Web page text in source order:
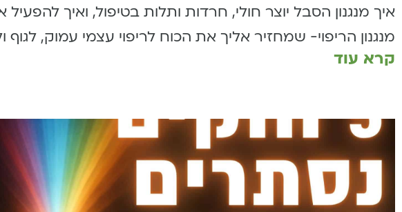
איך מנגנון הסבל יוצר חולי, חרדות ותלות בטיפול, ואיך להפעיל
מנגנון הריפוי- שמחזיר אליך את הכוח לריפוי עצמי עמוק, לגוף
קרא עוד